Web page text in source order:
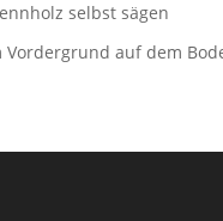
selbst sägen